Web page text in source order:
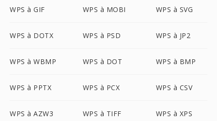
WPS à GIF WPS à MOBI WPS à SVG
WPS à DOTX WPS à PSD WPS à JP2
WPS à WBMP WPS à DOT WPS à BMP
WPS à PPTX WPS à PCX WPS à CSV
WPS à AZW3 WPS à TIFF WPS à XPS